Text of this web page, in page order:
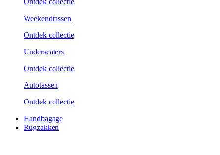
Ontdek collectie
Weekend­tassen
Ontdek collectie
Underseaters
Ontdek collectie
Autotassen
Ontdek collectie
Handbagage
Rugzakken